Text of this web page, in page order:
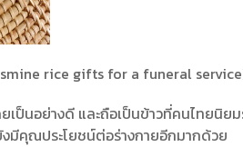
rice gifts for a funeral
นอย่างดี และถือเป็นข้าวที่คนไทยนิย
มีคุณประโยชน์ต่อร่างกายอีกมากด้วย